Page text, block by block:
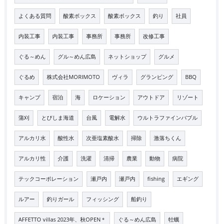
よくある質問 酸素ボックス 酸素ボックス 釣り 社員
内装工事 内装工事 事務所 事務所 改修工事
ぐる～めん グル～めん広島 ネットショップ グルメ
ぐるめ 株式会社MORIMOTO ヴィラ グランピング BBQ
キャンプ 宿泊 海 ロケーション アウトドア リゾート
蒲刈 とびしま海道 台風 電解水 ウルトラファインバブル
アルカリ水 酸性水 次亜塩素酸水 掃除 激落ちくん
アルカリ性 介護 洗濯 清掃 農業 動物 病院
テックコーポレーション 瀬戸内 瀬戸内 fishing エギング
ルアー 釣りガール フィッシング 船釣り
AFFETTO villas 2023年、秋OPEN＊ ぐる～めん広島 牡蠣